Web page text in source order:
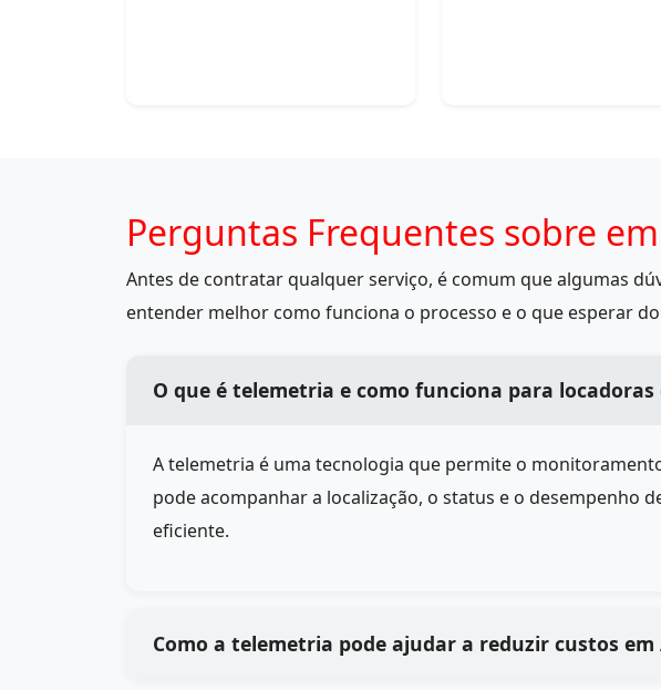
Perguntas Frequentes sobre
Antes de contratar qualquer serviço, é comum que algumas
entender melhor como funciona o processo e o que esperar
O que é telemetria e como funciona para
A telemetria é uma tecnologia que permite o
pode acompanhar a localização, o status e o desempenho
eficiente.
Como a telemetria pode ajudar a reduzir custos